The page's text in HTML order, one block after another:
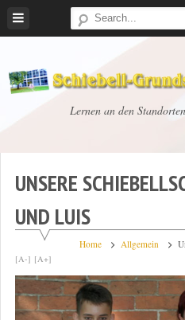
Skip
Schiebell-
Drebkau
Lernen an den
UNSERE
UND LUIS
Home Allgemein
[A-] [A+]